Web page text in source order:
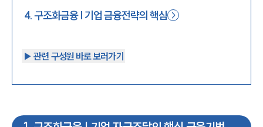
4.구조화금융 | 기업 금융전략의 핵심
▶︎ 관련 구성원 바로 보러가기